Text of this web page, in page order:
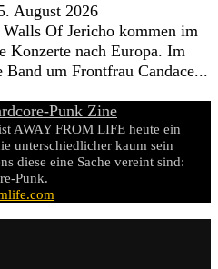
August 2026
Of Jericho kommen im
Konzerte nach Europa. Im
um Frontfrau Candace...
AWAY FROM LIFE heute ein
unterschiedlicher kaum sein
diese eine Sache vereint sind:
Punk.